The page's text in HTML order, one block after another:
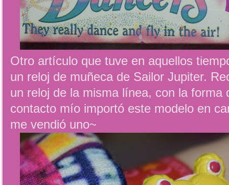
Otro artículo que tuve en aquellos
un reloj de muñeca de Sailor Jupiter.
un reloj de la misma línea, con la forma
contacto mío importó este modelo en
me vendió uno~